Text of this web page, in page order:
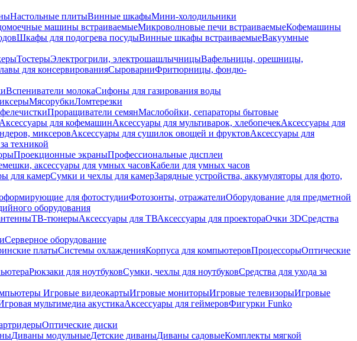
Настольные плитыВинные шкафыМини-холодильники
машины встраиваемыеМикроволновые печи встраиваемыеКофемашины
Шкафы для подогрева посудыВинные шкафы встраиваемыеВакуумные
ТостерыЭлектрогрили, электрошашлычницыВафельницы, орешницы,
для консервированияСыроварниФритюрницы, фондю-
Вспениватели молокаСифоны для газирования воды
МясорубкиЛомтерезки
Проращиватели семянМаслобойки, сепараторы бытовые
Аксессуары для кофемашинАксессуары для мультиварок, хлебопечекАксессуары для
миксеровАксессуары для сушилок овощей и фруктовАксессуары для
техникой
Проекционные экраныПрофессиональные дисплеи
аксессуары для умных часовКабели для умных часов
для камерСумки и чехлы для камерЗарядные устройства, аккумуляторы для фото,
для фотостудииФотозонты, отражателиОборудование для предметной
оборудования
ТВ-тюнерыАксессуары для ТВАксессуары для проектораОчки 3DСредства
Серверное оборудование
платыСистемы охлажденияКорпуса для компьютеровПроцессорыОптические
Рюкзаки для ноутбуковСумки, чехлы для ноутбуковСредства для ухода за
Игровые видеокартыИгровые мониторыИгровые телевизорыИгровые
мультимедиа акустикаАксессуары для геймеровФигурки Funko
Оптические диски
Диваны модульныеДетские диваныДиваны садовыеКомплекты мягкой